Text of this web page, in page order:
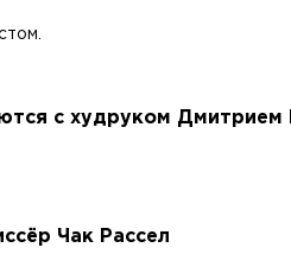
с худруком
Чак Рассел